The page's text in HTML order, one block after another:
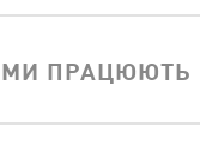
ПРАЦЮЮТЬ